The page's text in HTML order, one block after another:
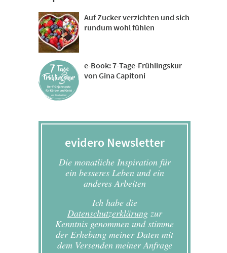
Auf Zucker verzichten und sich
rundum wohl fühlen
e-Book: 7-Tage-Frühlingskur
von Gina Capitoni
evidero Newsletter
Die monatliche Inspiration für
ein besseres Leben und ein
anderes Arbeiten
Ich habe die
Datenschutzerklärungzur
Kenntnis genommen und stimme
der Erhebung meiner Daten mit
dem Versenden meiner Anfrage